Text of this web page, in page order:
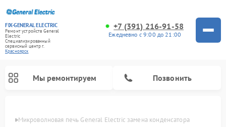
FIX-GENERAL ELECTRIC
Ремонт устройств General
Electric
Специализированный
cервисный центр г.
Красноярск
+7 (391) 216-91-58
Ежедневно с 9:00 до 21:00
Мы ремонтируем Позвонить
Микроволновая печь General Electric замена конденсатора